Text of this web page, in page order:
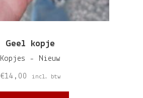
Geel kopje
Kopjes - Nieuw
€14,00 incl. btw